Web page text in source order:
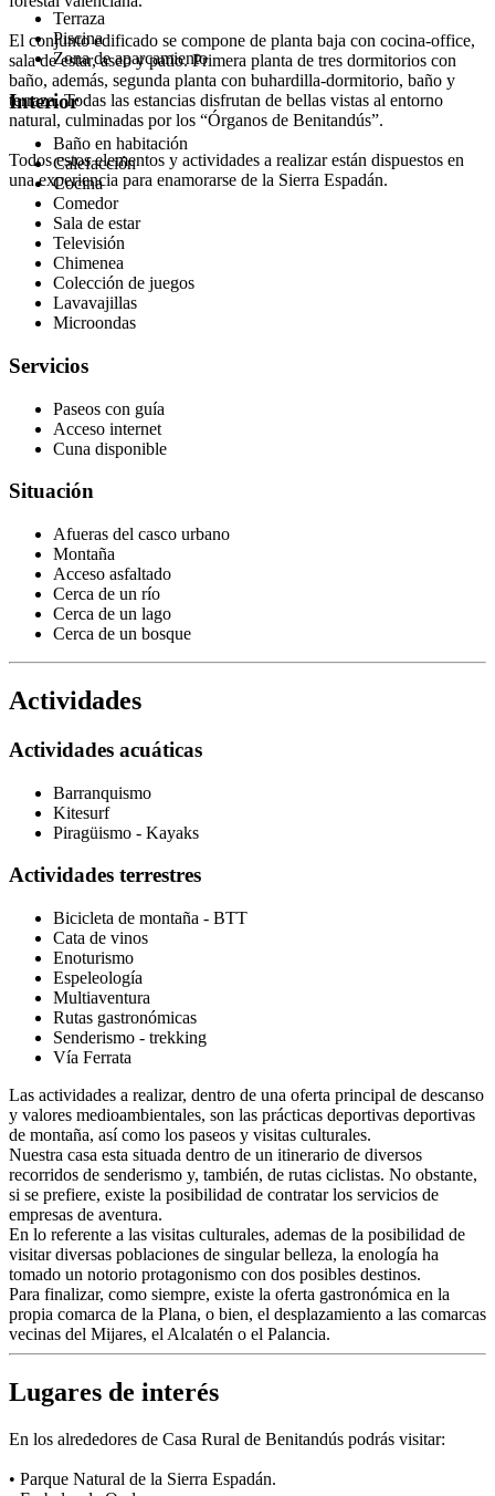
El conjunto edificado se compone de planta baja con cocina-office,
sala de estar, aseo y patio. Primera planta de tres dormitorios con
baño, además, segunda planta con buhardilla-dormitorio, baño y
terraza. Todas las estancias disfrutan de bellas vistas al entorno
natural, culminadas por los “Órganos de Benitandús”.
Todos estos elementos y actividades a realizar están dispuestos en
una experiencia para enamorarse de la Sierra Espadán.
Terraza
Piscina
Zona de aparcamiento
Interior
Baño en habitación
Calefacción
Cocina
Comedor
Sala de estar
Televisión
Chimenea
Colección de juegos
Lavavajillas
Microondas
Servicios
Paseos con guía
Acceso internet
Cuna disponible
Situación
Afueras del casco urbano
Montaña
Acceso asfaltado
Cerca de un río
Cerca de un lago
Cerca de un bosque
Actividades
Actividades acuáticas
Barranquismo
Kitesurf
Piragüismo - Kayaks
Actividades terrestres
Bicicleta de montaña - BTT
Cata de vinos
Enoturismo
Espeleología
Multiaventura
Rutas gastronómicas
Senderismo - trekking
Vía Ferrata
Las actividades a realizar, dentro de una oferta principal de descanso
y valores medioambientales, son las prácticas deportivas deportivas
de montaña, así como los paseos y visitas culturales.
Nuestra casa esta situada dentro de un itinerario de diversos
recorridos de senderismo y, también, de rutas ciclistas. No obstante,
si se prefiere, existe la posibilidad de contratar los servicios de
empresas de aventura.
En lo referente a las visitas culturales, ademas de la posibilidad de
visitar diversas poblaciones de singular belleza, la enología ha
tomado un notorio protagonismo con dos posibles destinos.
Para finalizar, como siempre, existe la oferta gastronómica en la
propia comarca de la Plana, o bien, el desplazamiento a las comarcas
vecinas del Mijares, el Alcalatén o el Palancia.
Lugares de interés
En los alrededores de Casa Rural de Benitandús podrás visitar:
• Parque Natural de la Sierra Espadán.